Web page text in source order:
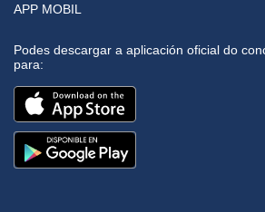
APP MOBIL
Podes descargar a aplicación oficial do
para: